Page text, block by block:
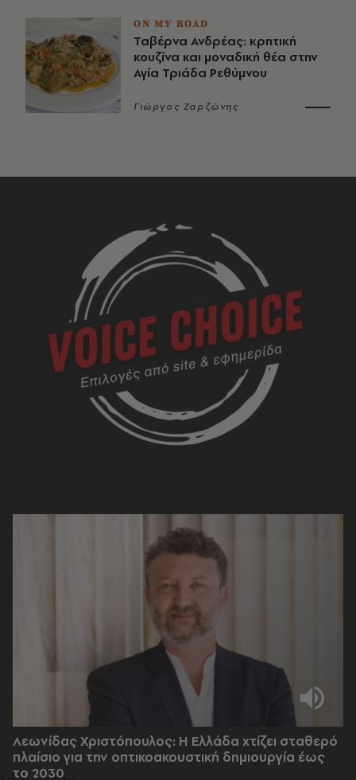
ON MY ROAD
Ταβέρνα Ανδρέας: κρητική
κουζίνα και μοναδική θέα στην
Αγία Τριάδα Ρεθύμνου
Γιώργος Ζαρζώνης
Λεωνίδας Χριστόπουλος: Η Ελλάδα χτίζει σταθερό
πλαίσιο για την οπτικοακουστική δημιουργία έως
το 2030